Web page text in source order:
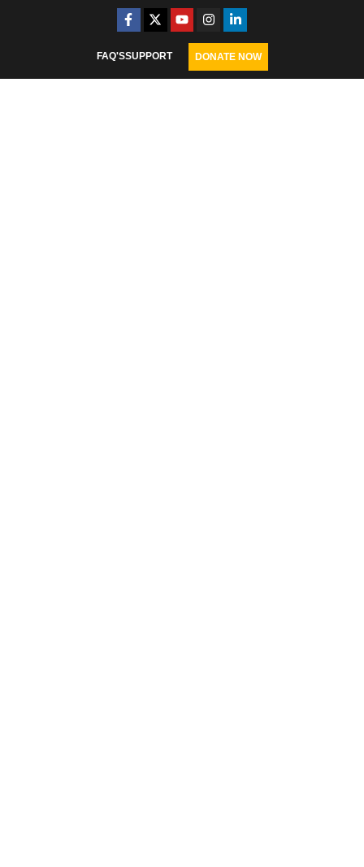
FAQ'SSUPPORT DONATE NOW